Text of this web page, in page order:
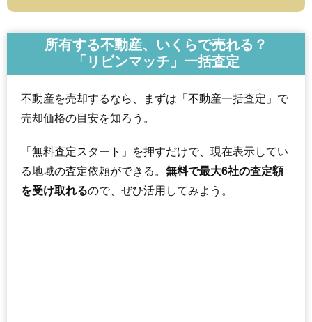
所有する不動産、いくらで売れる？
「リビンマッチ」一括査定
不動産を売却するなら、まずは「不動産一括査定」で
売却価格の目安を知ろう。
「無料査定スタート」を押すだけで、現在表示してい
る地域の査定依頼ができる。 無料で最大6社の査定額
を受け取れるので、ぜひ活用してみよう。